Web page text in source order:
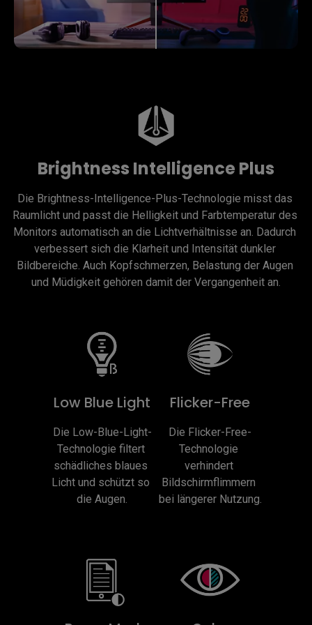
Brightness Intelligence Plus
Die Brightness-Intelligence-Plus-Technologie misst das
Raumlicht und passt die Helligkeit und Farbtemperatur des
Monitors automatisch an die Lichtverhältnisse an. Dadurch
verbessert sich die Klarheit und Intensität dunkler
Bildbereiche. Auch Kopfschmerzen, Belastung der Augen
Low Blue Light
Die Low-Blue-Light-
Technologie filtert
schädliches blaues
Licht und schützt so
die Augen.
Flicker-Free
Die Flicker-Free-
Technologie
verhindert
Bildschirmflimmern
bei längerer Nutzung.